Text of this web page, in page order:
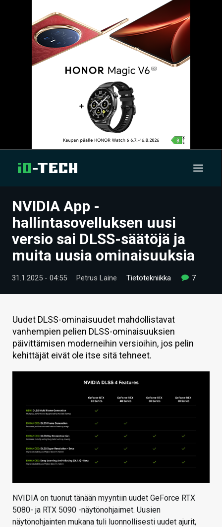
UUTISET
ARTIKKELIT
VIDEOT
TECHBBS
HINTA.FI
KAUPPA
VAIHDA TEEMA
HAKU
NVIDIA App -
hallintasovelluksen uusi
versio sai DLSS-säätöjä ja
muita uusia ominaisuuksia
31.1.2025 - 04:55 Petrus Laine Tietotekniikka 7
Uudet DLSS-ominaisuudet mahdollistavat
vanhempien pelien DLSS-ominaisuuksien
päivittämisen moderneihin versioihin, jos pelin
kehittäjät eivät ole itse sitä tehneet.
NVIDIA on tuonut tänään myyntiin uudet GeForce RTX
5080- ja RTX 5090 -näytönohjaimet. Uusien
näytönohjainten mukana tuli luonnollisesti uudet ajurit,